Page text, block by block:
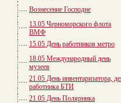
Вознесение Господне
13.05 Черноморского флота
ВМФ
15.05 День работников метро
18.05 Международный день
музеев
21.05 День инвентаризатора,
работника БТИ
21.05 День Полярника